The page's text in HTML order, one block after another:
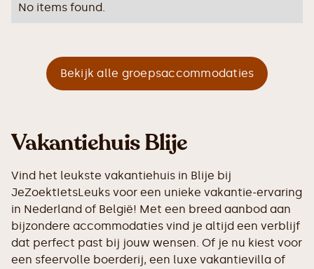
No items found.
Bekijk alle groepsaccommodaties
Vakantiehuis Blije
Vind het leukste vakantiehuis in Blije bij
JeZoektIetsLeuks voor een unieke vakantie-ervaring
in Nederland of België! Met een breed aanbod aan
bijzondere accommodaties vind je altijd een verblijf
dat perfect past bij jouw wensen. Of je nu kiest voor
een sfeervolle boerderij, een luxe vakantievilla of